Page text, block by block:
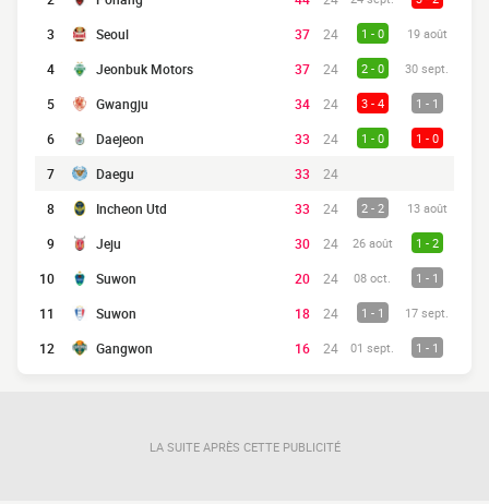
3 Seoul 37 24 1 - 0 19 août
4 Jeonbuk Motors 37 24 2 - 0 30 sept.
5 Gwangju 34 24 3 - 4 1 - 1
6 Daejeon 33 24 1 - 0 1 - 0
7 Daegu 33
24
8
Incheon Utd 33 24 2 - 2 13 août
9 Jeju 30 24 26 août 1 - 2
10 Suwon 20 24 08 oct. 1 - 1
11 Suwon 18 24 1 - 1 17 sept.
12 Gangwon 16 24 01 sept. 1 - 1
LA SUITE APRÈS CETTE PUBLICITÉ